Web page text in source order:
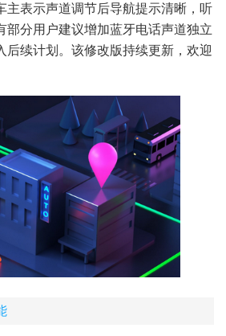
主表示声道调节后导航提示清晰，听
部分用户建议增加蓝牙电话声道独立
后续计划。该修改版持续更新，欢迎